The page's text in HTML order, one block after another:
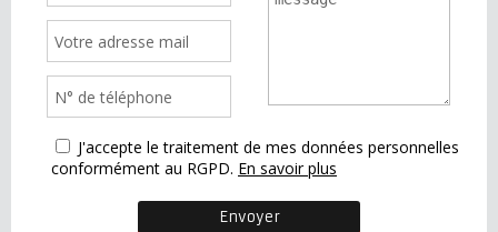
J'accepte le traitement de mes données personnelles
conformément au RGPD. En savoir plus